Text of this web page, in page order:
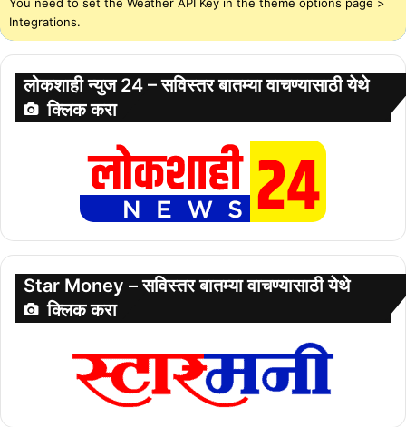
Integrations.
लोकशाही न्युज 24 – सविस्तर बातम्या वाचण्यासाठी येथे
क्लिक करा
Star Money – सविस्तर बातम्या वाचण्यासाठी येथे
क्लिक करा